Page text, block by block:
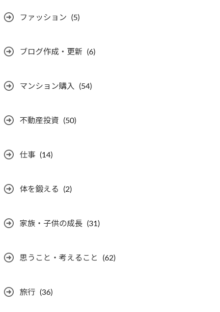
ファッション (5)
ブログ作成・更新 (6)
マンション購入 (54)
不動産投資 (50)
仕事 (14)
体を鍛える (2)
家族・子供の成長 (31)
思うこと・考えること (62)
旅行 (36)